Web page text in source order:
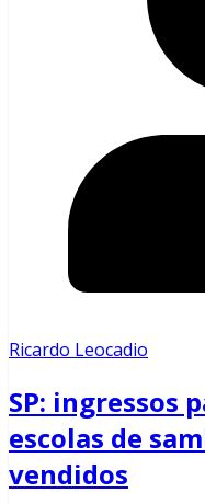
Ricardo Leocadio
SP: ingressos
escolas de
vendidos